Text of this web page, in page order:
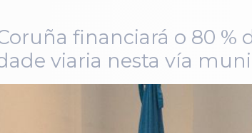
financiará o 80
viaria nesta vía